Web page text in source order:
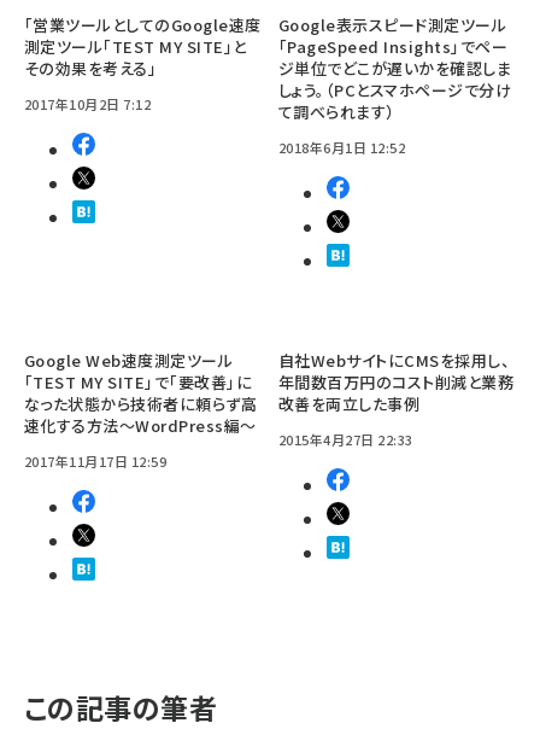
「営業ツールとしてのGoogle速度
測定ツール「TEST MY SITE」と
その効果を考える」
2017年10月2日 7:12
Google表示スピード測定ツール
「PageSpeed Insights」でペー
ジ単位でどこが遅いかを確認しま
しょう。（PCとスマホページで分け
て調べられます）
2018年6月1日 12:52
Google Web速度測定ツール
「TEST MY SITE」で「要改善」に
なった状態から技術者に頼らず高
速化する方法～WordPress編～
2017年11月17日 12:59
自社WebサイトにCMSを採用し、
年間数百万円のコスト削減と業務
改善を両立した事例
2015年4月27日 22:33
この記事の筆者